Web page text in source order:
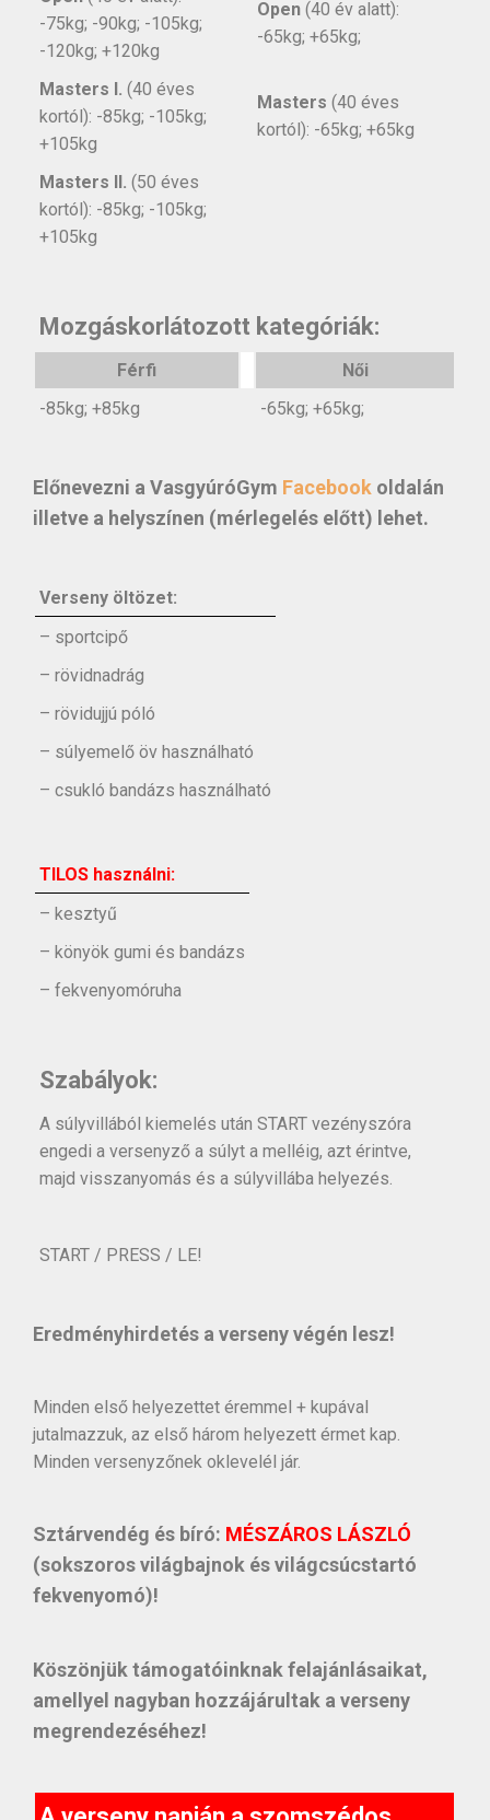
-75kg; -90kg; -105kg;
-120kg; +120kg
Open (40 év alatt):
-65kg; +65kg;
Masters I. (40 éves
kortól): -85kg; -105kg;
+105kg
Masters (40 éves
kortól): -65kg; +65kg
Masters II. (50 éves
kortól): -85kg; -105kg;
+105kg
Mozgáskorlátozott kategóriák:
Férfi
Női
-85kg; +85kg
-65kg; +65kg;
Előnevezni a VasgyúróGym Facebook oldalán
illetve a helyszínen (mérlegelés előtt) lehet.
Verseny öltözet:
– sportcipő
– rövidnadrág
– rövidujjú póló
– súlyemelő öv használható
– csukló bandázs használható
TILOS használni:
– kesztyű
– könyök gumi és bandázs
– fekvenyomóruha
Szabályok:
A súlyvillából kiemelés után START vezényszóra
engedi a versenyző a súlyt a melléig, azt érintve,
majd visszanyomás és a súlyvillába helyezés.
START / PRESS / LE!
Eredményhirdetés a verseny végén lesz!
Minden első helyezettet éremmel + kupával
jutalmazzuk, az első három helyezett érmet kap.
Minden versenyzőnek oklevelél jár.
Sztárvendég és bíró: MÉSZÁROS LÁSZLÓ
(sokszoros világbajnok és világcsúcstartó
fekvenyomó)!
Köszönjük támogatóinknak felajánlásaikat,
amellyel nagyban hozzájárultak a verseny
megrendezéséhez!